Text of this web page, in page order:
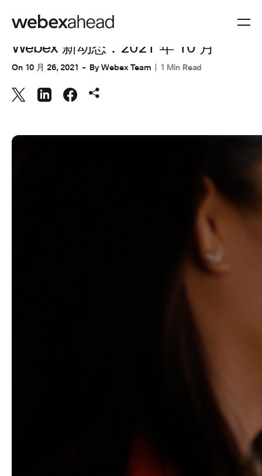
UNCATEGORIZED @ZH-HANS
Webex 新动态：2021 年 10 月
On 10 月 26, 2021 ByWebex Team 1 Min Read